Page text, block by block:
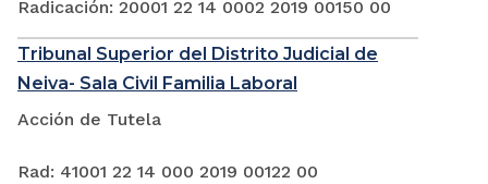
Radicación: 20001 22 14 0002 2019 00150 00
Tribunal Superior del Distrito Judicial de
Neiva- Sala Civil Familia Laboral
Acción de Tutela
Rad: 41001 22 14 000 2019 00122 00